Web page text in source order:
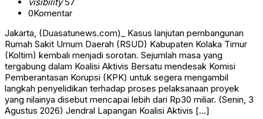
0Komentar
Jakarta, (Duasatunews.com)_ Kasus lanjutan pembangunan
Rumah Sakit Umum Daerah (RSUD) Kabupaten Kolaka Timur
(Koltim) kembali menjadi sorotan. Sejumlah masa yang
tergabung dalam Koalisi Aktivis Bersatu mendesak Komisi
Pemberantasan Korupsi (KPK) untuk segera mengambil
langkah penyelidikan terhadap proses pelaksanaan proyek
yang nilainya disebut mencapai lebih dari Rp30 miliar. (Senin, 3
Agustus 2026) Jendral Lapangan Koalisi Aktivis […]